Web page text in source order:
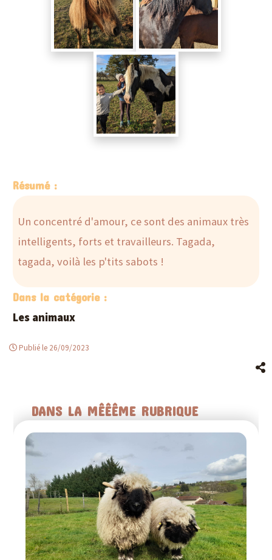
Résumé :
Un concentré d'amour, ce sont des animaux très
intelligents, forts et travailleurs. Tagada,
tagada, voilà les p'tits sabots !
Dans la catégorie :
Les animaux
Publié le 26/09/2023
DANS LA MÊÊÊME RUBRIQUE